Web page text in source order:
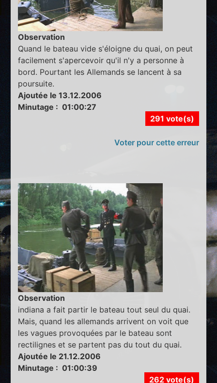
Observation
Quand le bateau vide s'éloigne du quai, on peut
facilement s'apercevoir qu'il n'y a personne à
bord. Pourtant les Allemands se lancent à sa
poursuite.
Ajoutée le 13.12.2006
Minutage : 01:00:27
291 vote(s)
Voter pour cette erreur
Observation
indiana a fait partir le bateau tout seul du quai.
Mais, quand les allemands arrivent on voit que
les vagues provoquées par le bateau sont
rectilignes et se partent pas du tout du quai.
Ajoutée le 21.12.2006
Minutage : 01:00:39
262 vote(s)